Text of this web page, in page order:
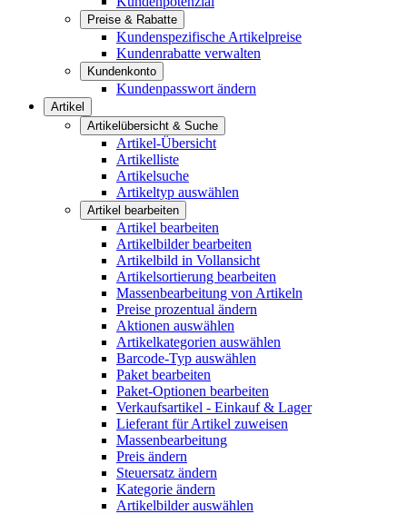
Preise & Rabatte
Kundenspezifische Artikelpreise
Kundenrabatte verwalten
Kundenkonto
Kundenpasswort ändern
Artikel
Artikelübersicht & Suche
Artikel-Übersicht
Artikelliste
Artikelsuche
Artikeltyp auswählen
Artikel bearbeiten
Artikel bearbeiten
Artikelbilder bearbeiten
Artikelbild in Vollansicht
Artikelsortierung bearbeiten
Massenbearbeitung von Artikeln
Preise prozentual ändern
Aktionen auswählen
Artikelkategorien auswählen
Barcode-Typ auswählen
Paket bearbeiten
Paket-Optionen bearbeiten
Verkaufsartikel - Einkauf & Lager
Lieferant für Artikel zuweisen
Massenbearbeitung
Preis ändern
Steuersatz ändern
Kategorie ändern
Artikelbilder auswählen